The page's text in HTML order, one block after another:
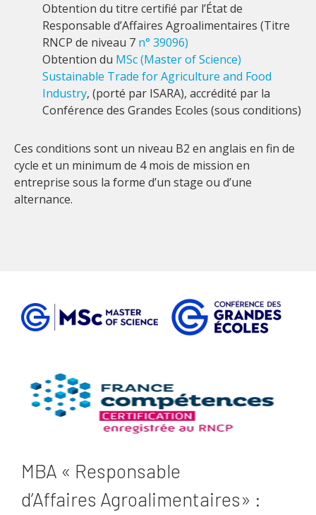
Obtention du titre certifié par l’État de
Responsable d’Affaires Agroalimentaires (Titre
RNCP de niveau 7 n° 39096)
Obtention du MSc (Master of Science)
Sustainable Trade for Agriculture and Food
Industry, (porté par ISARA), accrédité par la
Conférence des Grandes Ecoles (sous conditions)
Ces conditions sont un niveau B2 en anglais en fin de
cycle et un minimum de 4 mois de mission en
entreprise sous la forme d’un stage ou d’une
alternance.
MBA « Responsable
d’Affaires Agroalimentaires» :